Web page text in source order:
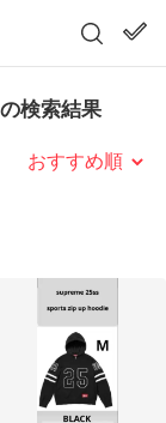
検索結果
替え